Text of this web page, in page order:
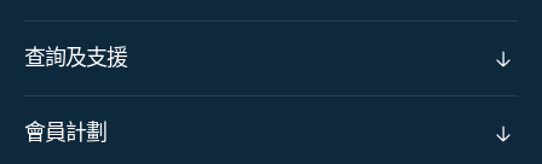
查詢及支援
會員計劃